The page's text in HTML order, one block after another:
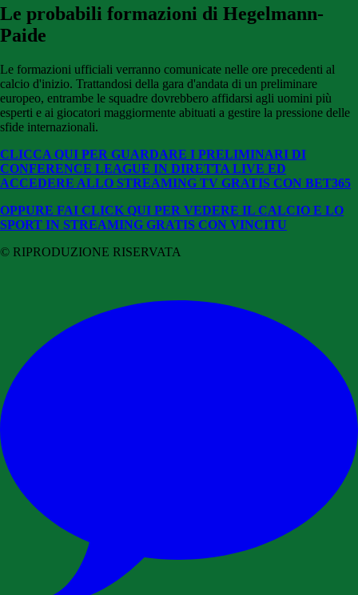
Le probabili formazioni di Hegelmann-
Paide
Le formazioni ufficiali verranno comunicate nelle ore precedenti al
calcio d'inizio. Trattandosi della gara d'andata di un preliminare
europeo, entrambe le squadre dovrebbero affidarsi agli uomini più
esperti e ai giocatori maggiormente abituati a gestire la pressione delle
sfide internazionali.
CLICCA QUI PER GUARDARE I PRELIMINARI DI
CONFERENCE LEAGUE IN DIRETTA LIVE ED
ACCEDERE ALLO STREAMING TV GRATIS CON BET365
OPPURE FAI CLICK QUI PER VEDERE IL CALCIO E LO
SPORT IN STREAMING GRATIS CON VINCITU
© RIPRODUZIONE RISERVATA